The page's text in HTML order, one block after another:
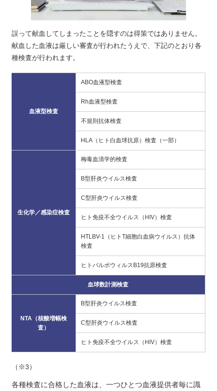
誤って献血してしまったことを隠すのは得策ではありません。
献血した血液は厳しい審査が行われたうえで、下記のとおり各
種検査が行われます。
血液型検査
ABO血液型検査
Rh血液型検査
不規則抗体検査
HLA（ヒト白血球抗原）検査（一部）
生化学／感染症検査
梅毒血清学的検査
B型肝炎ウイルス検査
C型肝炎ウイルス検査
ヒト免疫不全ウイルス（HIV）検査
HTLBV-1（ヒトT細胞白血病ウイルス）抗体
検査
ヒトバルボウィルスB19抗原検査
血球数計測検査
NTA（核酸増幅検
査）
B型肝炎ウイルス検査
C型肝炎ウイルス検査
ヒト免疫不全ウイルス（HIV）検査
（※3）
各種検査に合格した血液は、一つひとつ血液提供者毎に識